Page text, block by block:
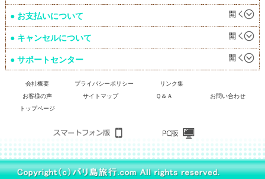
お支払いについて
キャンセルについて
サポートセンター
会社概要 プライバシーポリシー
リンク集
お客様の声
サイトマップ Ｑ＆Ａ
お問い合わせ
トップページ